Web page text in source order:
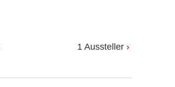
1 Aussteller